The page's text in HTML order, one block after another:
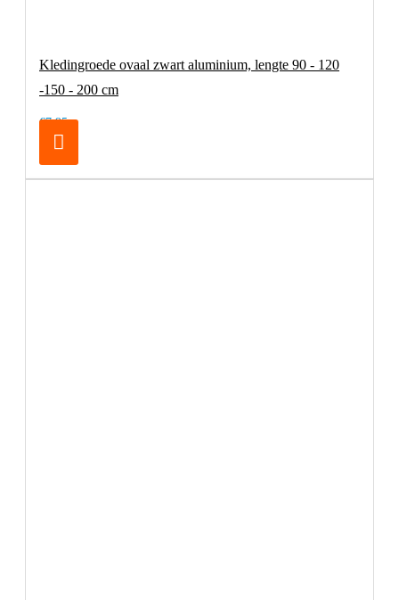
Kledingroede ovaal zwart aluminium, lengte 90 - 120
-150 - 200 cm
€7,95